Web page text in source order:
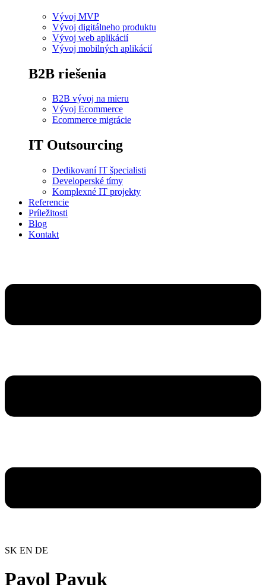
Vývoj MVP
Vývoj digitálneho produktu
Vývoj web aplikácií
Vývoj mobilných aplikácií
B2B riešenia
B2B vývoj na mieru
Vývoj Ecommerce
Ecommerce migrácie
IT Outsourcing
Dedikovaní IT špecialisti
Developerské tímy
Komplexné IT projekty
Referencie
Príležitosti
Blog
Kontakt
SK EN DE
Pavol Pavuk